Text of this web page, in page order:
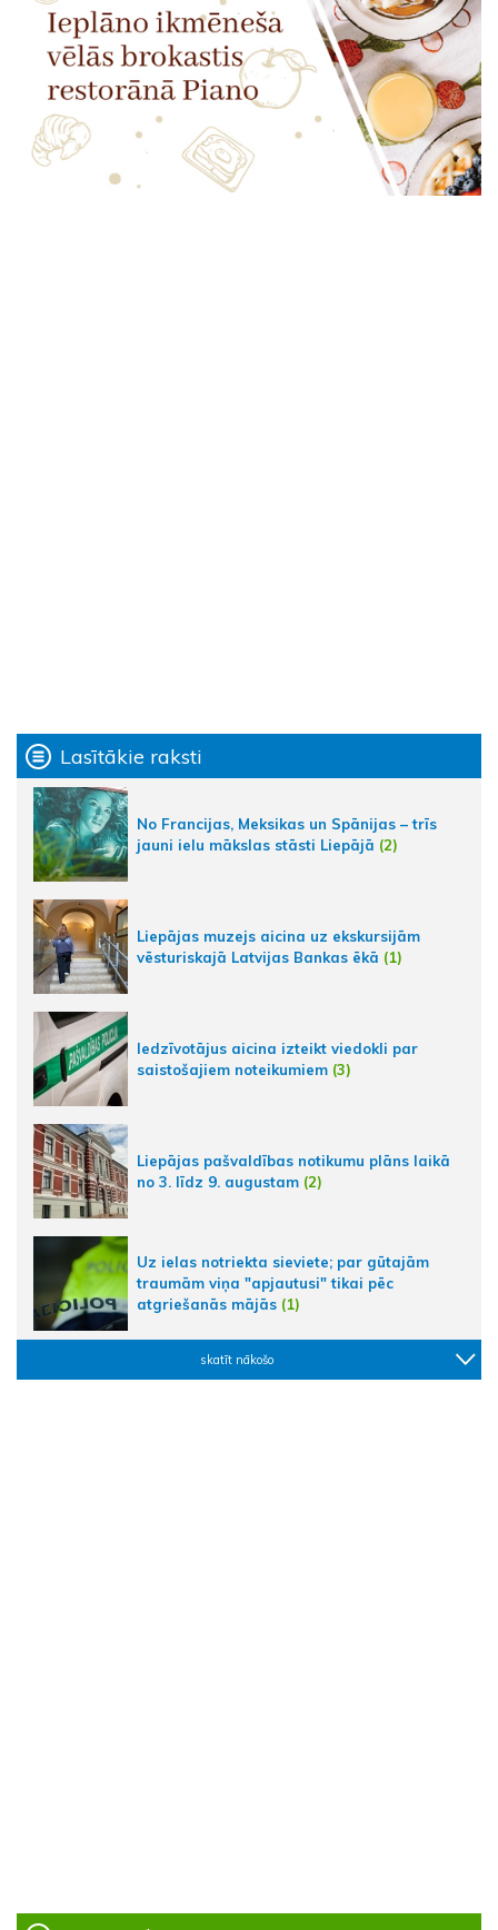
Lasītākie raksti
No Francijas, Meksikas un Spānijas – trīs
jauni ielu mākslas stāsti Liepājā (2)
Liepājas muzejs aicina uz ekskursijām
vēsturiskajā Latvijas Bankas ēkā (1)
Iedzīvotājus aicina izteikt viedokli par
saistošajiem noteikumiem (3)
Liepājas pašvaldības notikumu plāns laikā
no 3. līdz 9. augustam (2)
Uz ielas notriekta sieviete; par gūtajām
traumām viņa "apjautusi" tikai pēc
atgriešanās mājās (1)
skatīt nākošo